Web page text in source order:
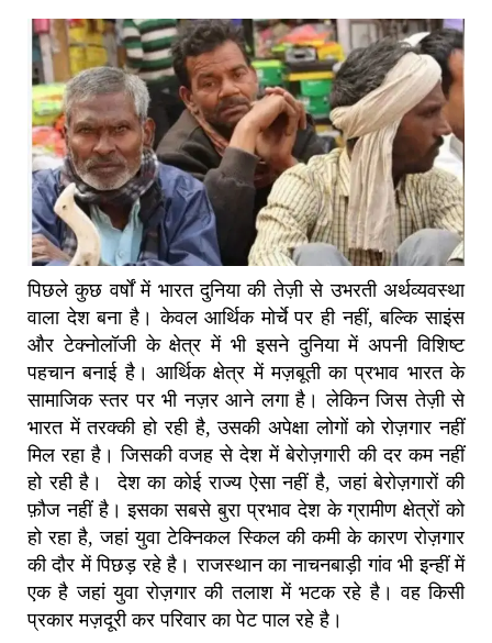
पिछले कुछ वर्षों में भारत दुनिया की तेज़ी से उभरती अर्थव्यवस्था
वाला देश बना है। केवल आर्थिक मोर्चे पर ही नहीं, बल्कि साइंस
और टेक्नोलॉजी के क्षेत्र में भी इसने दुनिया में अपनी विशिष्ट
पहचान बनाई है। आर्थिक क्षेत्र में मज़बूती का प्रभाव भारत के
सामाजिक स्तर पर भी नज़र आने लगा है। लेकिन जिस तेज़ी से
भारत में तरक्की हो रही है, उसकी अपेक्षा लोगों को रोज़गार नहीं
मिल रहा है। जिसकी वजह से देश में बेरोज़गारी की दर कम नहीं
हो रही है। देश का कोई राज्य ऐसा नहीं है, जहां बेरोज़गारों की
फ़ौज नहीं है। इसका सबसे बुरा प्रभाव देश के ग्रामीण क्षेत्रों को
हो रहा है, जहां युवा टेक्निकल स्किल की कमी के कारण रोज़गार
की दौर में पिछड़ रहे है। राजस्थान का नाचनबाड़ी गांव भी इन्हीं में
एक है जहां युवा रोज़गार की तलाश में भटक रहे है। वह किसी
प्रकार मज़दूरी कर परिवार का पेट पाल रहे है।